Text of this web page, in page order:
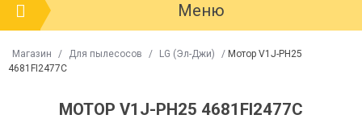
Меню
Магазин / Для пылесосов / LG (Эл-Джи) / Мотор V1J-PH25
4681FI2477C
МОТОР V1J-PH25 4681FI2477C